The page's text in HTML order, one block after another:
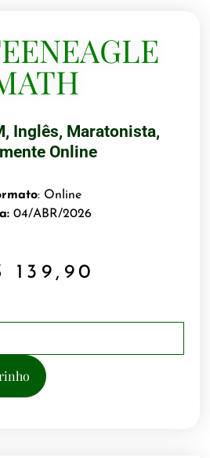
, Inglês, Maratonista,
Online
: Online
04/ABR/2026
139,90